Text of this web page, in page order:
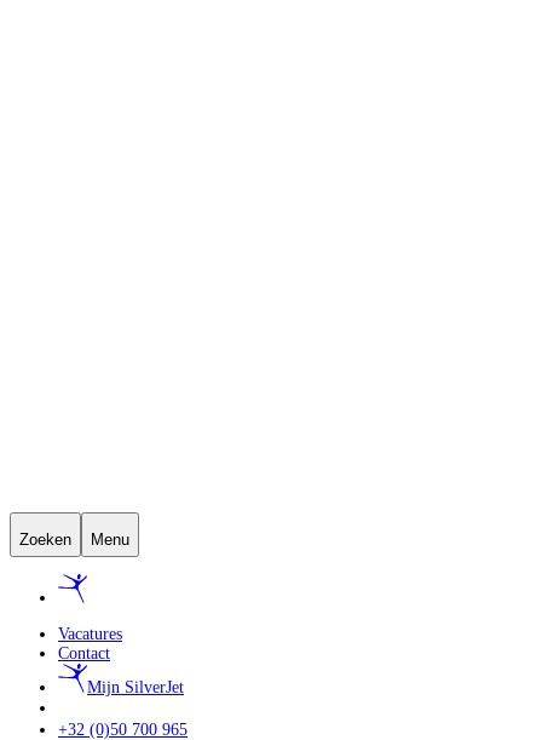
Zoeken Menu
Vacatures
Contact
Mijn SilverJet
+32 (0)50 700 965